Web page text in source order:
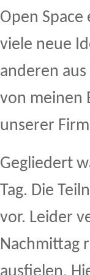
Open
viele neue
anderen
von meinen
unserer
Gegliedert
Tag. Die
vor. Leider
Nachmittag